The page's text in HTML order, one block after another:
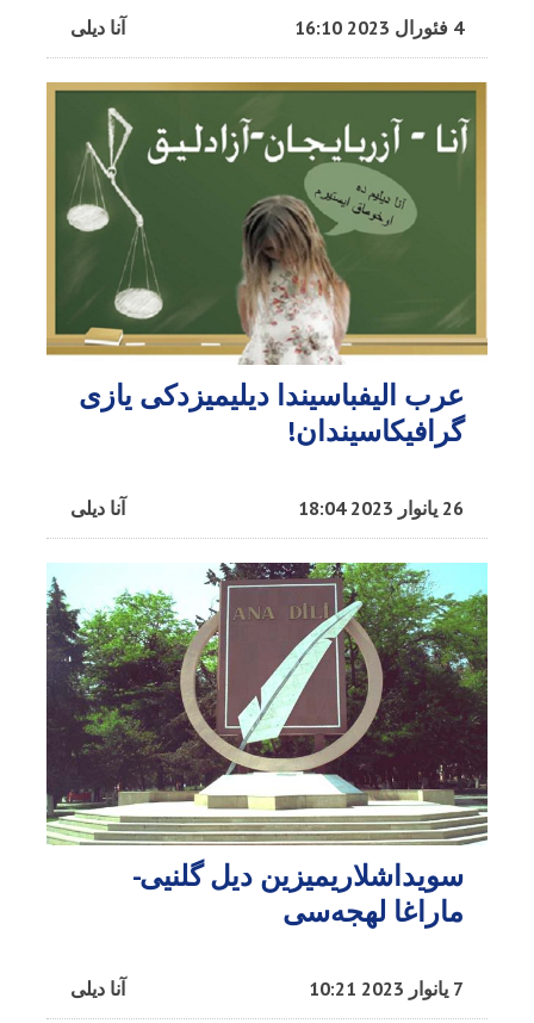
آنا دیلی 4 فئورال 2023 16:10
عرب الیفباسیندا دیلیمیزدکی یازی
گرافیکاسیندان!
آنا دیلی 26 یانوار 2023 18:04
سویداشلاریمیزین دیل گلنیی-
ماراغا لهجه‌سی
آنا دیلی 7 یانوار 2023 10:21